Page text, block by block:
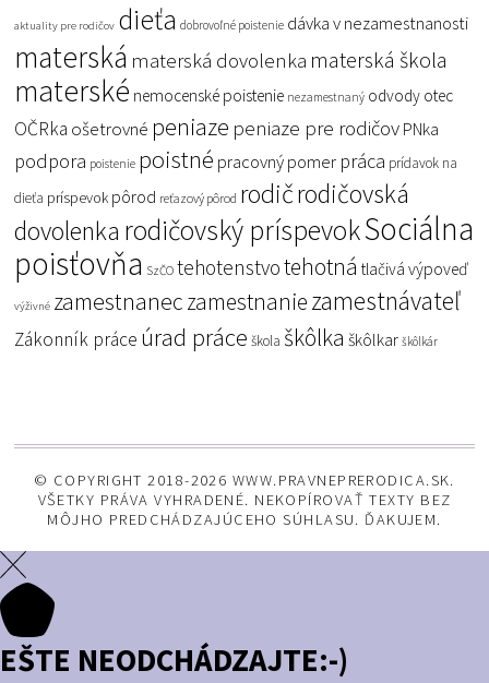
aktuality pre rodičov dieťa dobrovoľné poistenie dávka v nezamestnanosti
materská materská dovolenka materská škola
materské nemocenské poistenie nezamestnaný odvody otec
OČRka ošetrovné peniaze peniaze pre rodičov PNka
podpora poistenie poistné pracovný pomer práca prídavok na
dieťa príspevok pôrod reťazový pôrod rodičrodičovská
dovolenka rodičovský príspevokSociálna
poisťovňa SzČO tehotenstvotehotná tlačivá výpoveď
výživné zamestnaneczamestnaniezamestnávateľ
Zákonník práce úrad práce škola škôlka škôlkar škôlkár
© COPYRIGHT 2018-2026 WWW.PRAVNEPRERODICA.SK.
VŠETKY PRÁVA VYHRADENÉ. NEKOPÍROVAŤ TEXTY BEZ
MÔJHO PREDCHÁDZAJÚCEHO SÚHLASU. ĎAKUJEM.
EŠTE NEODCHÁDZAJTE:-)